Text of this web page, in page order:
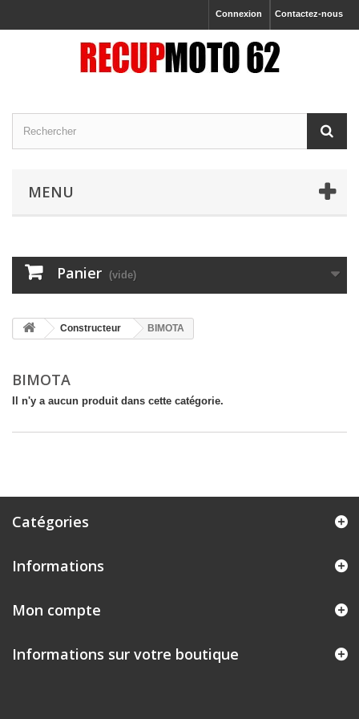
Contactez-nous
Connexion
MENU
Panier (vide)
Constructeur BIMOTA
BIMOTA
Il n'y a aucun produit dans cette catégorie.
Catégories
Informations
Mon compte
Informations sur votre boutique